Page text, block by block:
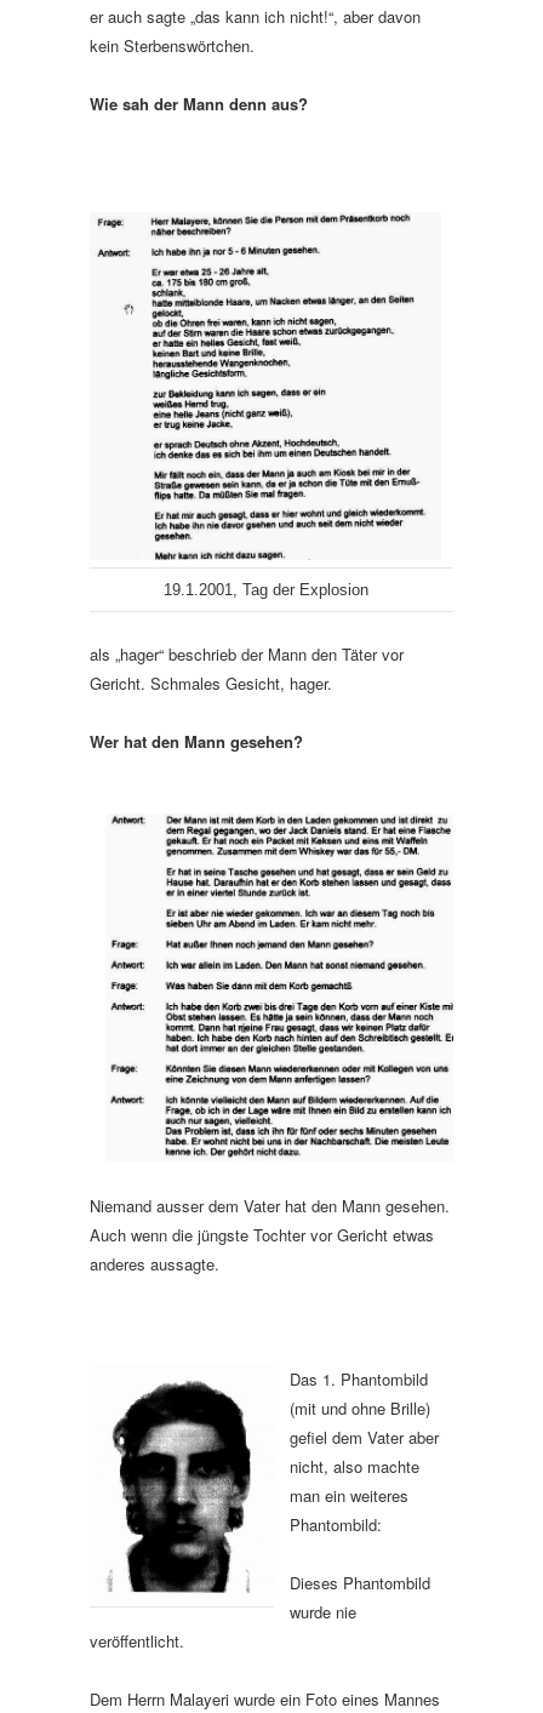
er auch sagte „das kann ich nicht!“, aber davon
kein Sterbenswörtchen.
Wie sah der Mann denn aus?
19.1.2001, Tag der Explosion
als „hager“ beschrieb der Mann den Täter vor
Gericht. Schmales Gesicht, hager.
Wer hat den Mann gesehen?
Niemand ausser dem Vater hat den Mann gesehen.
Auch wenn die jüngste Tochter vor Gericht etwas
anderes aussagte.
Das 1. Phantombild
(mit und ohne Brille)
gefiel dem Vater aber
nicht, also machte
man ein weiteres
Phantombild:
Dieses Phantombild
wurde nie
veröffentlicht.
Dem Herrn Malayeri wurde ein Foto eines Mannes